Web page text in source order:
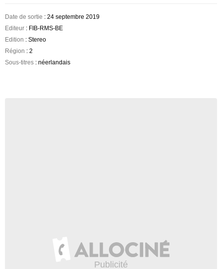
Date de sortie : 24 septembre 2019
Editeur : FIB-RMS-BE
Edition : Stereo
Région : 2
Sous-titres : néerlandais